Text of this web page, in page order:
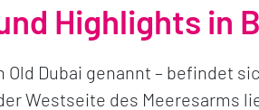
Highlights in
Old Dubai genannt – befindet
Westseite des Meeresarms